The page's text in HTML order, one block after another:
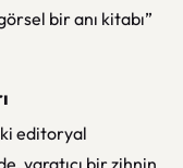
bir anı kitabı”
editoryal
yaratıcı bir zihnin